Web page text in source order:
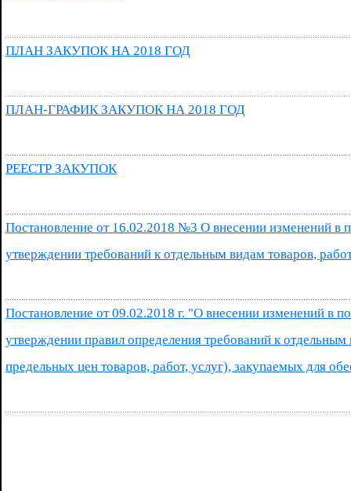
ПЛАН ЗАКУПОК НА 2018 ГОД
ПЛАН-ГРАФИК ЗАКУПОК НА 2018 ГОД
РЕЕСТР ЗАКУПОК
Постановление от 16.02.2018 №3 О внесении изменений в
утверждении требований к отдельным видам товаров,
Постановление от 09.02.2018 г. "О внесении изменений в
утверждении правил определения требований к
предельных цен товаров, работ, услуг), закупаемых для